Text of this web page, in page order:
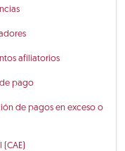
afiliatorios
pago
de pagos en exceso o